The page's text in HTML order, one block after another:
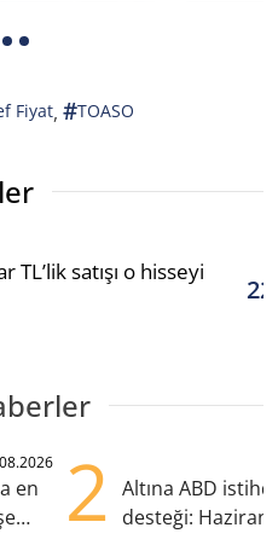
Fiyat, #TOASO
TL’lik satışı o hisseyi
en
2
Altına ABD
desteği: